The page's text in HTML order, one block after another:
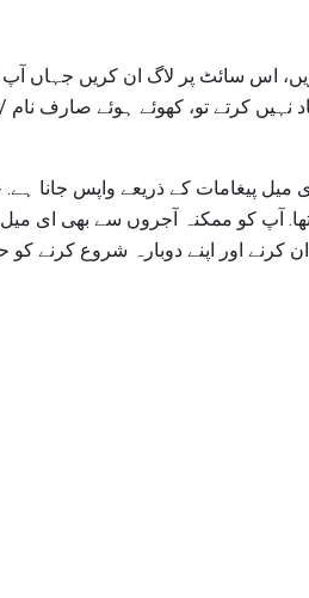
اس سائٹ پر لاگ ان کریں جہاں آپ
نہیں کرتے تو، کھوئے ہوئے صارف نام
میل پیغامات کے ذریعے واپس جانا
آپ کو ممکنہ آجروں سے بھی ای
کرنے اور اپنے دوبارہ شروع کرنے